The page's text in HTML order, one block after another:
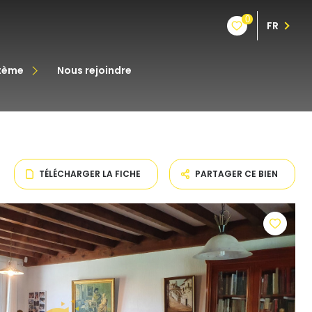
0 FR
nous rejoindre
TÉLÉCHARGER LA FICHE PARTAGER CE BIEN